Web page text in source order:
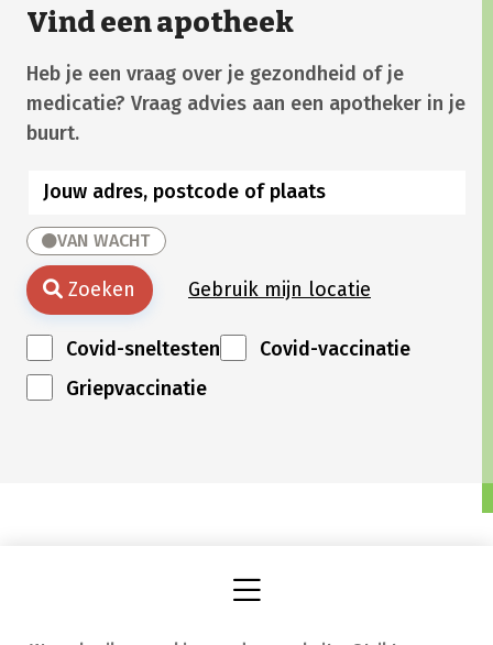
Vind een apotheek
Heb je een vraag over je gezondheid of je
medicatie? Vraag advies aan een apotheker in je
buurt.
VAN WACHT
Zoeken Gebruik mijn locatie
Covid-sneltesten
Covid-vaccinatie
Griepvaccinatie